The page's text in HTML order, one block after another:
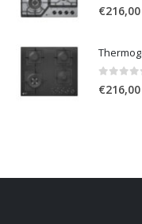
0out of 5
€216,00
€216,00